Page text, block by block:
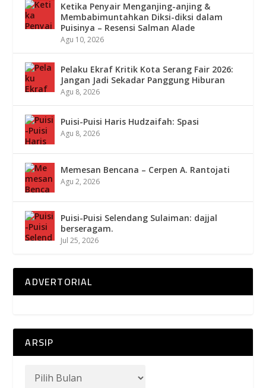
Ketika Penyair Menganjing-anjing &
Membabimuntahkan Diksi-diksi dalam
Puisinya – Resensi Salman Alade
Agu 10, 2026
Pelaku Ekraf Kritik Kota Serang Fair 2026:
Jangan Jadi Sekadar Panggung Hiburan
Agu 8, 2026
Puisi-Puisi Haris Hudzaifah: Spasi
Agu 8, 2026
Memesan Bencana – Cerpen A. Rantojati
Agu 2, 2026
Puisi-Puisi Selendang Sulaiman: dajjal
berseragam.
Jul 25, 2026
ADVERTORIAL
ARSIP